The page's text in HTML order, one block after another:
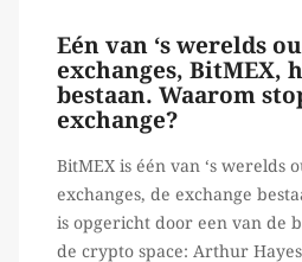
Eén van ‘s werelds
exchanges, BitMEX,
bestaan. Waarom
exchange?
BitMEX is één van ‘s werelds
exchanges, de exchange
is opgericht door een van de
de crypto space: Arthur